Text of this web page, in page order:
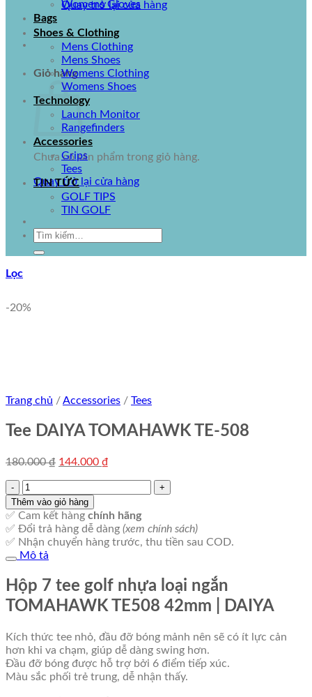
Quay trở lại cửa hàng
Giỏ hàng
Chưa có sản phẩm trong giỏ hàng.
Quay trở lại cửa hàng
Womens Gloves
Bags
Shoes & Clothing
Mens Clothing
Mens Shoes
Womens Clothing
Womens Shoes
Technology
Launch Monitor
Rangefinders
Accessories
Grips
Tees
TIN TỨC
GOLF TIPS
TIN GOLF
Tìm
Lọc
-20%
Trang chủ /Accessories / Tees
Tee DAIYA TOMAHAWK TE-508
180.000₫ Giá
180.000 ₫.
144.000 ₫
144.000 ₫.
Tee
DAIYA
TOMAHAWK
TE-
508
số
Thêm vào giỏ hàng
✅ Cam kết hàng chính hãng
✅ Đổi trả hàng dễ dàng (xem chính sách)
✅ Nhận chuyển hàng trước, thu tiền sau COD.
Mô tả
Hộp 7 tee golf nhựa loại ngắn
TOMAHAWK TE508 42mm | DAIYA
Kích thức tee nhỏ, đầu đỡ bóng mảnh nên sẽ có ít lực cản
hơn khi va chạm, giúp dễ dàng swing hơn.
Đầu đỡ bóng được hỗ trợ bởi 6 điểm tiếp xúc.
Màu sắc phối trẻ trung, dễ nhận thấy.